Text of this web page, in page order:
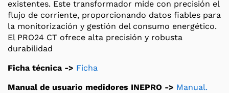
existentes. Este transformador mide con precisión el
flujo de corriente, proporcionando datos fiables para
la monitorización y gestión del consumo energético.
El PRO24 CT ofrece alta precisión y robusta
durabilidad
Ficha técnica -> Ficha
Manual de usuario medidores INEPRO -> Manual.